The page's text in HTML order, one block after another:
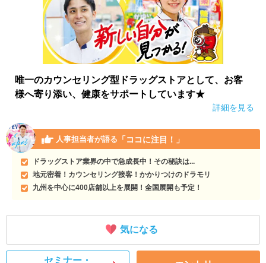
唯一のカウンセリング型ドラッグストアとして、お客
様へ寄り添い、健康をサポートしています★
詳細を見る
人事担当者が語る 「ココに注目！」
ドラッグストア業界の中で急成長中！その秘訣は...
地元密着！カウンセリング接客！かかりつけのドラモリ
九州を中心に400店舗以上を展開！全国展開も予定！
気になる
セミナー・